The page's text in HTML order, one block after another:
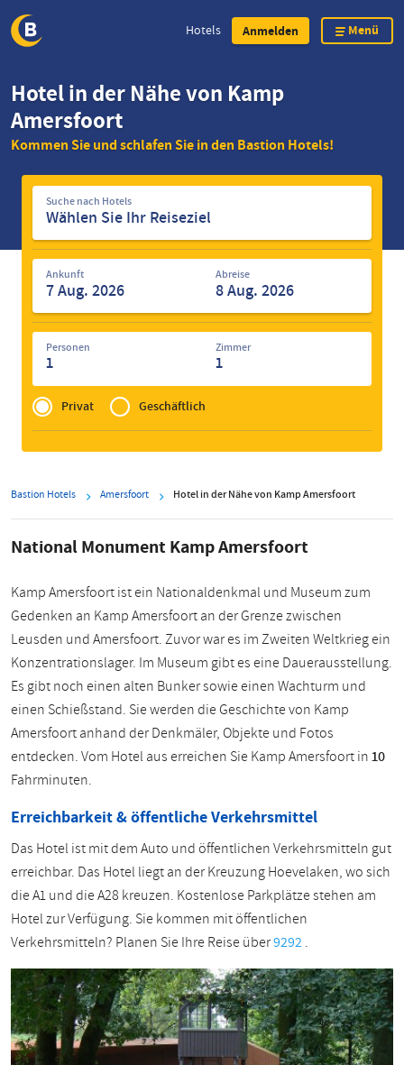
zum
Inhalt
Hotels Anmelden Menü
Hotel in der Nähe von Kamp
Amersfoort
Kommen Sie und schlafen Sie in den Bastion Hotels!
Suche
nach
Hotels
Suche nach Hotels
Ankunft Abreise
Personen
1
Zimmer
1
Privé
of
Zakelijk
Privat Geschäftlich
Bastion Hotels Amersfoort Hotel in der Nähe von Kamp Amersfoort
National Monument Kamp Amersfoort
Kamp Amersfoort ist ein Nationaldenkmal und Museum zum
Gedenken an Kamp Amersfoort an der Grenze zwischen
Leusden und Amersfoort. Zuvor war es im Zweiten Weltkrieg ein
Konzentrationslager. Im Museum gibt es eine Dauerausstellung.
Es gibt noch einen alten Bunker sowie einen Wachturm und
einen Schießstand. Sie werden die Geschichte von Kamp
Amersfoort anhand der Denkmäler, Objekte und Fotos
entdecken. Vom Hotel aus erreichen Sie Kamp Amersfoort in10
Fahrminuten.
Erreichbarkeit & öffentliche Verkehrsmittel
Das Hotel ist mit dem Auto und öffentlichen Verkehrsmitteln gut
erreichbar. Das Hotel liegt an der Kreuzung Hoevelaken, wo sich
die A1 und die A28 kreuzen. Kostenlose Parkplätze stehen am
Hotel zur Verfügung. Sie kommen mit öffentlichen
Verkehrsmitteln? Planen Sie Ihre Reise über9292.